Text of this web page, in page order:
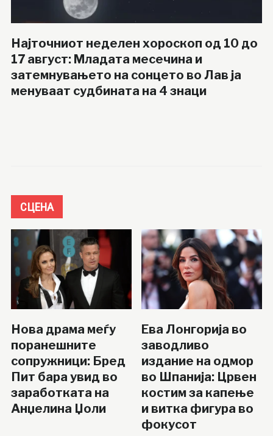
Најточниот неделен хороскоп од 10 до
17 август: Младата месечина и
затемнувањето на сонцето во Лав ја
менуваат судбината на 4 знаци
СЦЕНА
Нова драма меѓу
поранешните
сопружници: Бред
Пит бара увид во
заработката на
Анџелина Џоли
Ева Лонгорија во
заводливо
издание на одмор
во Шпанија: Црвен
костим за капење
и витка фигура во
фокусот